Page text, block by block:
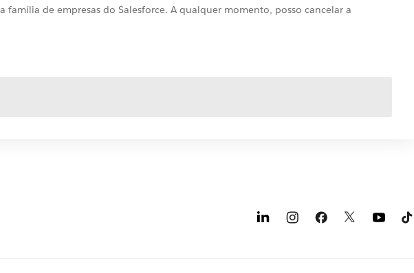
de empresas do Salesforce. A qualquer momento, posso cancelar a